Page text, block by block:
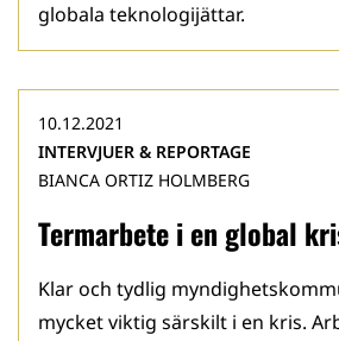
globala teknologijättar.
Termarbete i en global
10.12.2021
INTERVJUER & REPORTAGE
BIANCA ORTIZ HOLMBERG
Klar och tydlig
mycket viktig särskilt i en kris.